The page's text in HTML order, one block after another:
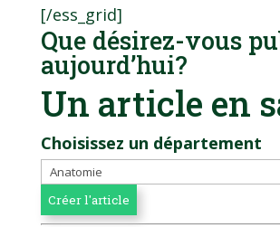
[/ess_grid]
Que désirez-vous
aujourd’hui?
Un article en
Choisissez un département